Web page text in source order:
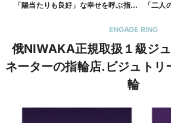
「陽当たりも良好」な幸せを呼ぶ指輪
「二
渡る
アップ
ENGAGE RING
俄NIWAKA正規取扱１級ジ
ネーターの指輪店.ビジュトリ
輪